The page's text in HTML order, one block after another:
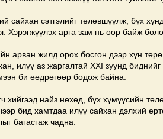
сайхан сэтгэлийг төлөвшүүлж, бүх
Хэрэгжүүлэх арга зам нь өөр байж
арван жилд орох босгон дээр хүн
илүү аз жаргалтай ХХI зуунд
би өөдрөгөөр бодож байна.
хийгээд найз нөхөд, бүх хүмүүсийн
бид хамтдаа илүү сайхан дэлхий
багасгаж чадна.